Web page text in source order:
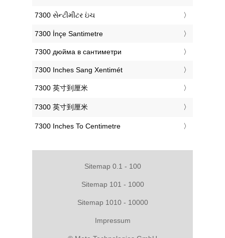
‎7300 સેન્ટીમીટર ઇંચ
‎7300 İnçe Santimetre
‎7300 дюйма в сантиметри
‎7300 Inches Sang Xentimét
‎7300 英寸到厘米
‎7300 英寸到厘米
‎7300 Inches To Centimetre
Sitemap 0.1 - 100
Sitemap 101 - 1000
Sitemap 1010 - 10000
Impressum